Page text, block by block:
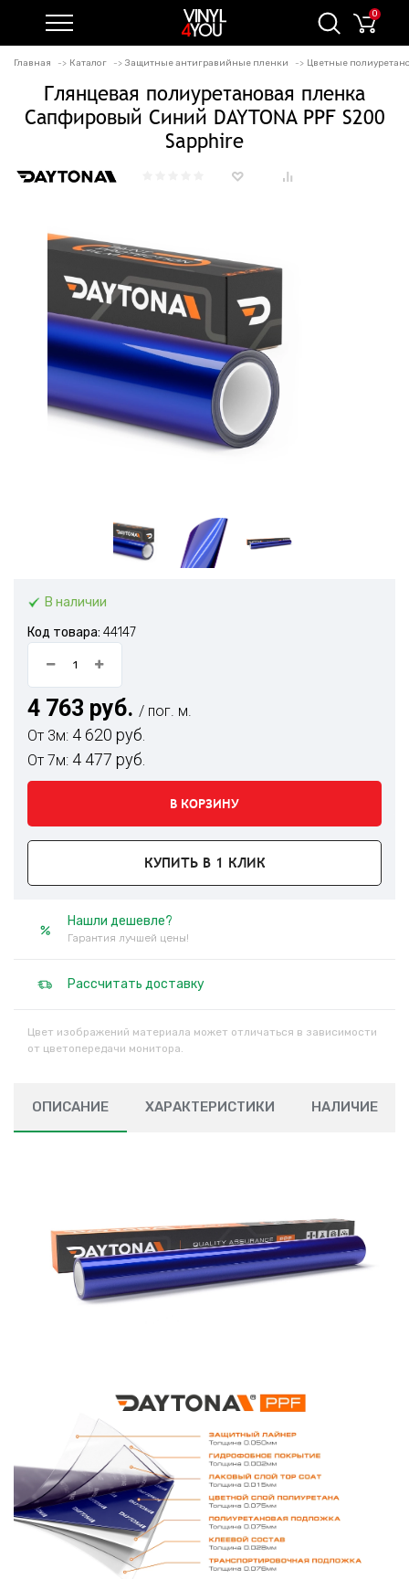
0
Главная Каталог Защитные антигравийные пленки Цветные
Глянцевая полиуретановая пленка
Сапфировый Синий DAYTONA PPF S200
Sapphire
В наличии
Код товара: 44147
4 763 руб. / пог. м.
От 3м: 4 620 руб.
От 7м: 4 477 руб.
В КОРЗИНУ
КУПИТЬ В 1 КЛИК
Нашли дешевле?
Гарантия лучшей цены!
Рассчитать доставку
Цвет изображений материала может отличаться в зависимости
от цветопередачи монитора.
ОПИСАНИЕ ХАРАКТЕРИСТИКИ НАЛИЧИЕ